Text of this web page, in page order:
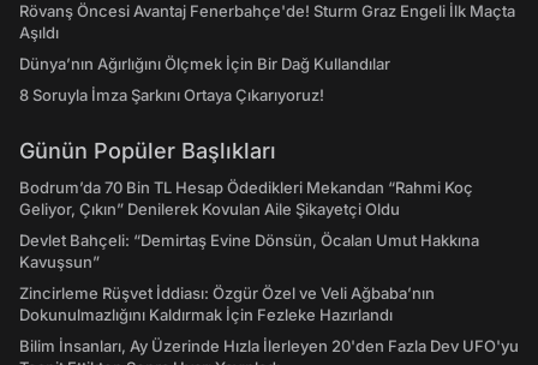
Rövanş Öncesi Avantaj Fenerbahçe'de! Sturm Graz Engeli İlk Maçta
Aşıldı
Dünya’nın Ağırlığını Ölçmek İçin Bir Dağ Kullandılar
8 Soruyla İmza Şarkını Ortaya Çıkarıyoruz!
Günün Popüler Başlıkları
Bodrum’da 70 Bin TL Hesap Ödedikleri Mekandan “Rahmi Koç
Geliyor, Çıkın” Denilerek Kovulan Aile Şikayetçi Oldu
Devlet Bahçeli: “Demirtaş Evine Dönsün, Öcalan Umut Hakkına
Kavuşsun”
Zincirleme Rüşvet İddiası: Özgür Özel ve Veli Ağbaba’nın
Dokunulmazlığını Kaldırmak İçin Fezleke Hazırlandı
Bilim İnsanları, Ay Üzerinde Hızla İlerleyen 20'den Fazla Dev UFO'yu